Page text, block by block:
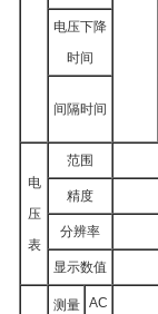
电压下降
时间
间隔时间
电
压
表
范围
精度
分辨率
显示数值
测量
AC